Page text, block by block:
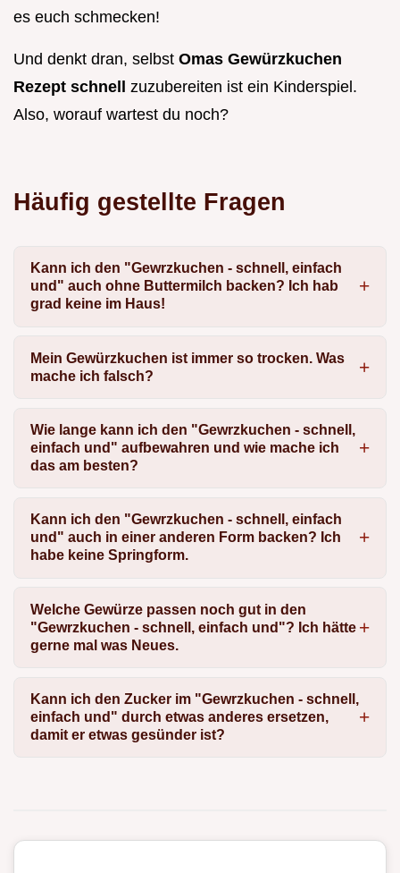
es euch schmecken!
Und denkt dran, selbst Omas Gewürzkuchen
Rezept schnell zuzubereiten ist ein Kinderspiel.
Also, worauf wartest du noch?
Häufig gestellte Fragen
Kann ich den "Gewrzkuchen - schnell, einfach
und" auch ohne Buttermilch backen? Ich hab
grad keine im Haus!
Mein Gewürzkuchen ist immer so trocken. Was
mache ich falsch?
Wie lange kann ich den "Gewrzkuchen - schnell,
einfach und" aufbewahren und wie mache ich
das am besten?
Kann ich den "Gewrzkuchen - schnell, einfach
und" auch in einer anderen Form backen? Ich
habe keine Springform.
Welche Gewürze passen noch gut in den
"Gewrzkuchen - schnell, einfach und"? Ich hätte
gerne mal was Neues.
Kann ich den Zucker im "Gewrzkuchen - schnell,
einfach und" durch etwas anderes ersetzen,
damit er etwas gesünder ist?